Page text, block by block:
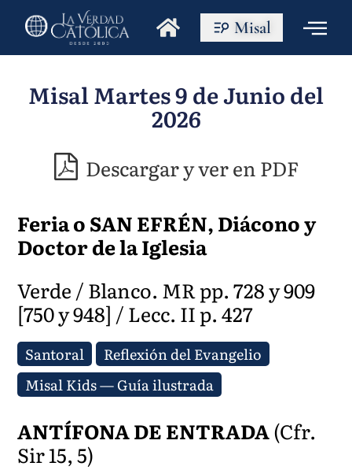
Misal
Misal Martes 9 de Junio del
2026
Descargar y ver en PDF
Feria o SAN EFRÉN, Diácono y
Doctor de la Iglesia
Verde / Blanco. MR pp. 728 y 909
[750 y 948] / Lecc. II p. 427
Santoral
Reflexión del Evangelio
Misal Kids — Guía ilustrada
ANTÍFONA DE ENTRADA(Cfr.
Sir 15, 5)